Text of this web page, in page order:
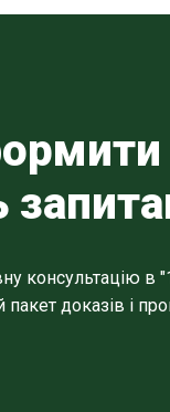
консультацію в
доказів і